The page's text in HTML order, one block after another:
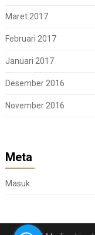
Maret 2017
Februari 2017
Januari 2017
Desember 2016
November 2016
Meta
Masuk